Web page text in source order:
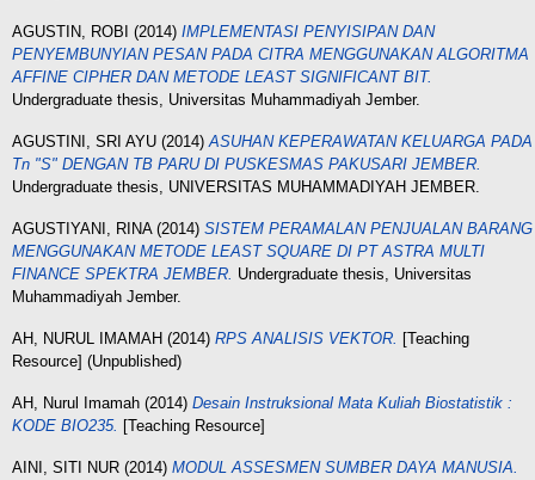
AGUSTIN, ROBI (2014) IMPLEMENTASI PENYISIPAN DAN
PENYEMBUNYIAN PESAN PADA CITRA MENGGUNAKAN ALGORITMA
AFFINE CIPHER DAN METODE LEAST SIGNIFICANT BIT.
Undergraduate thesis, Universitas Muhammadiyah Jember.
AGUSTINI, SRI AYU (2014)ASUHAN KEPERAWATAN KELUARGA PADA
Tn "S" DENGAN TB PARU DI PUSKESMAS PAKUSARI JEMBER.
Undergraduate thesis, UNIVERSITAS MUHAMMADIYAH JEMBER.
AGUSTIYANI, RINA(2014) SISTEM PERAMALAN PENJUALAN BARANG
MENGGUNAKAN METODE LEAST SQUARE DI PT ASTRA MULTI
FINANCE SPEKTRA JEMBER. Undergraduate thesis, Universitas
Muhammadiyah Jember.
AH, NURUL IMAMAH (2014) RPS ANALISIS VEKTOR. [Teaching
Resource] (Unpublished)
AH, Nurul Imamah (2014) Desain Instruksional Mata Kuliah Biostatistik :
KODE BIO235. [Teaching Resource]
AINI, SITI NUR (2014) MODUL ASSESMEN SUMBER DAYA MANUSIA.